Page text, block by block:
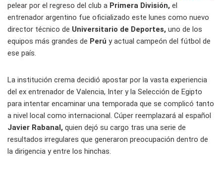
pelear por el regreso del club a Primera División, el
entrenador argentino fue oficializado este lunes como nuevo
director técnico de Universitario de Deportes, uno de los
equipos más grandes de Perú y actual campeón del fútbol de
ese país.
La institución crema decidió apostar por la vasta experiencia
del ex entrenador de Valencia, Inter y la Selección de Egipto
para intentar encaminar una temporada que se complicó tanto
a nivel local como internacional. Cúper reemplazará al español
Javier Rabanal, quien dejó su cargo tras una serie de
resultados irregulares que generaron preocupación dentro de
la dirigencia y entre los hinchas.